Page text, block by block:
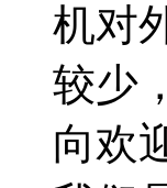
机对
较少
向欢